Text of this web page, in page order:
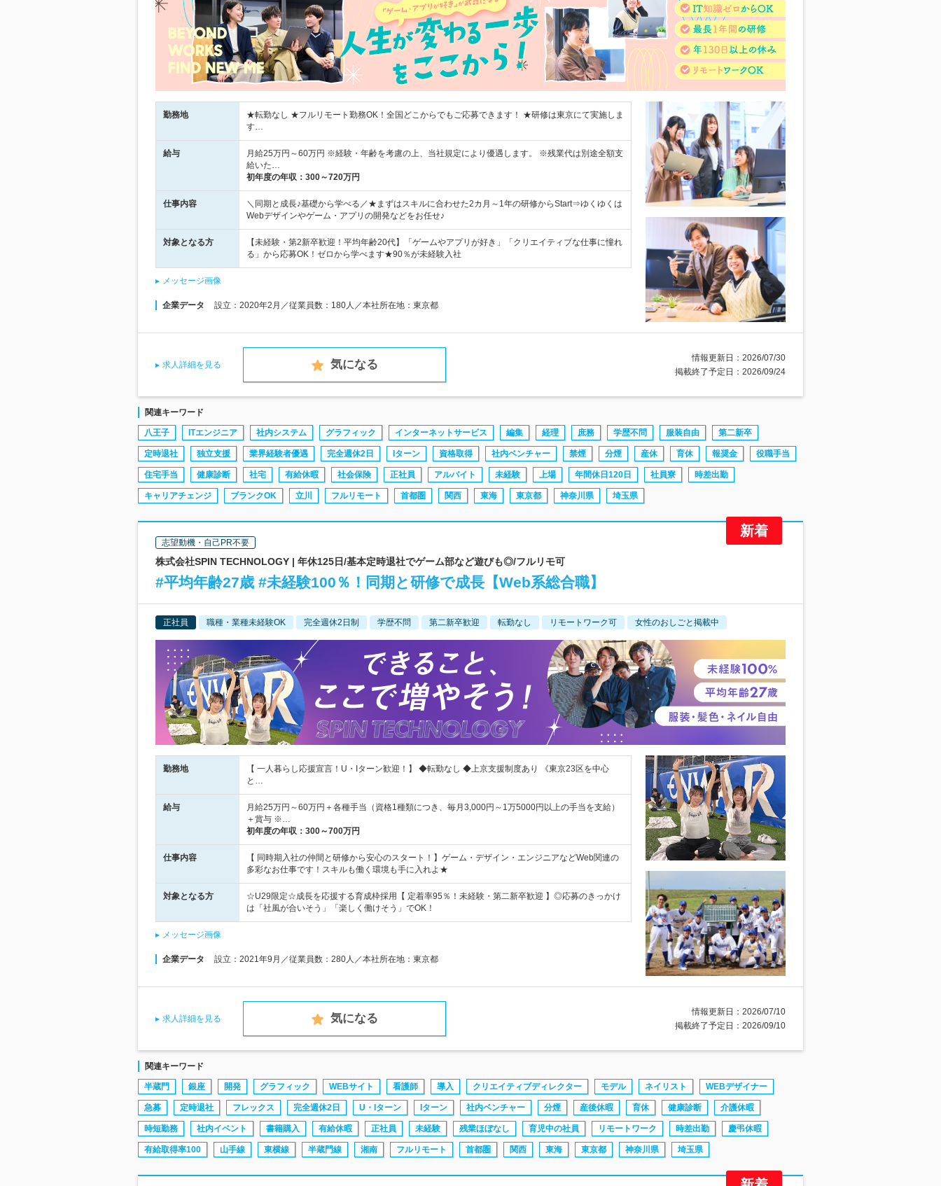
勤務地
★転勤なし ★フルリモート勤務OK！全国どこからでもご応募できます！ ★研修は東京にて実施しま
す…
給与
月給25万円～60万円 ※経験・年齢を考慮の上、当社規定により優遇します。 ※残業代は別途全額支
給いた…
初年度の年収： 300～720万円
仕事内容
＼同期と成長♪基礎から学べる／★まずはスキルに合わせた2カ月～1年の研修からStart⇒ゆくゆくは
Webデザインやゲーム・アプリの開発などをお任せ♪
対象となる方
【未経験・第2新卒歓迎！平均年齢20代】「ゲームやアプリが好き」「クリエイティブな仕事に憧れ
る」から応募OK！ゼロから学べます★90％が未経験入社
メッセージ画像
企業データ 設立：2020年2月／従業員数：180人／本社所在地：東京都
求人詳細を見る 気になる
情報更新日：2026/07/30
掲載終了予定日：2026/09/24
関連キーワード
八王子 ITエンジニア 社内システム グラフィック インターネットサービス 編集 経理 庶務 学歴不問 服装自由 第二新卒
定時退社 独立支援 業界経験者優遇 完全週休2日 Iターン 資格取得 社内ベンチャー 禁煙 分煙 産休 育休 報奨金 役職手当
住宅手当 健康診断 社宅 有給休暇 社会保険 正社員 アルバイト 未経験 上場 年間休日120日 社員寮 時差出勤
キャリアチェンジ ブランクOK 立川 フルリモート 首都圏 関西 東海 東京都 神奈川県 埼玉県
志望動機・自己PR不要
株式会社SPIN TECHNOLOGY | 年休125日/基本定時退社でゲーム部など遊びも◎/フルリモ可
#平均年齢27歳 #未経験100％！同期と研修で成長【Web系総合職】
正社員 職種・業種未経験OK 完全週休2日制 学歴不問 第二新卒歓迎 転勤なし リモートワーク可 女性のおしごと掲載中
勤務地
【 一人暮らし応援宣言！U・Iターン歓迎！】 ◆転勤なし ◆上京支援制度あり 《東京23区を中心
と…
給与
月給25万円～60万円＋各種手当（資格1種類につき、毎月3,000円～1万5000円以上の手当を支給）
＋賞与 ※…
初年度の年収： 300～700万円
仕事内容
【 同時期入社の仲間と研修から安心のスタート！】ゲーム・デザイン・エンジニアなどWeb関連の
多彩なお仕事です！スキルも働く環境も手に入れよ★
対象となる方
☆U29限定☆成長を応援する育成枠採用【 定着率95％！未経験・第二新卒歓迎 】◎応募のきっかけ
は「社風が合いそう」「楽しく働けそう」でOK！
メッセージ画像
企業データ 設立：2021年9月／従業員数：280人／本社所在地：東京都
求人詳細を見る 気になる
情報更新日：2026/07/10
掲載終了予定日：2026/09/10
関連キーワード
半蔵門 銀座 開発 グラフィック WEBサイト 看護師 導入 クリエイティブディレクター モデル ネイリスト WEBデザイナー
急募 定時退社 フレックス 完全週休2日 U・Iターン Iターン 社内ベンチャー 分煙 産後休暇 育休 健康診断 介護休暇
時短勤務 社内イベント 書籍購入 有給休暇 正社員 未経験 残業ほぼなし 育児中の社員 リモートワーク 時差出勤 慶弔休暇
有給取得率100 山手線 東横線 半蔵門線 湘南 フルリモート 首都圏 関西 東海 東京都 神奈川県 埼玉県